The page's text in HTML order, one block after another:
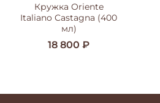
Кружка Oriente
Italiano Castagna (400
мл)
18 800 ₽